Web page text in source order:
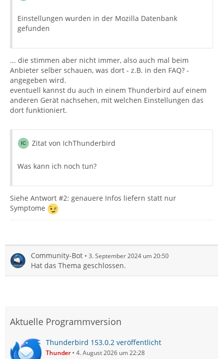
Einstellungen wurden in der Mozilla Datenbank
gefunden
... die stimmen aber nicht immer, also auch mal beim
Anbieter selber schauen, was dort - z.B. in den FAQ? -
angegeben wird.
eventuell kannst du auch in einem Thunderbird auf einem
anderen Gerät nachsehen, mit welchen Einstellungen das
dort funktioniert.
Zitat von IchThunderbird
Was kann ich noch tun?
Siehe Antwort #2: genauere Infos liefern statt nur
Symptome
Community-Bot 3. September 2024 um 20:50
Hat das Thema geschlossen.
Aktuelle Programmversion
Thunderbird 153.0.2 veröffentlicht
Thunder 4. August 2026 um 22:28